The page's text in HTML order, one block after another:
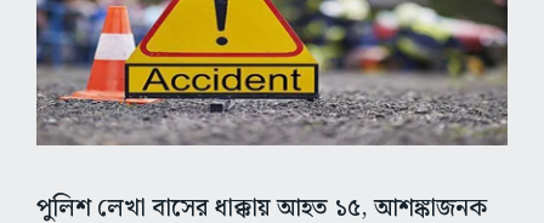
পুলিশ লেখা বাসের ধাক্কায় আহত ১৫, আশঙ্কাজনক